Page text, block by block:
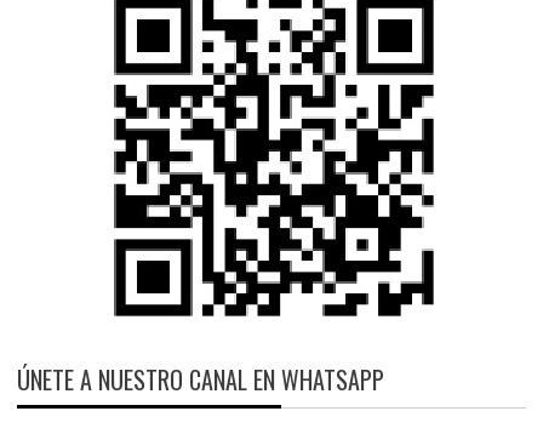
ÚNETE A NUESTRO CANAL EN WHATSAPP